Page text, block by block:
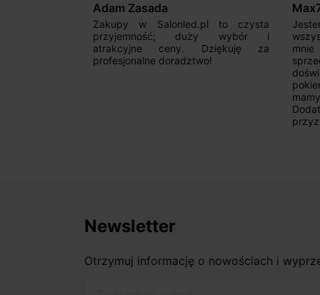
Adam Zasada
Zakupy w Salonled.pl to czysta
przyjemność; duży wybór i
atrakcyjne ceny. Dziękuję za
profesjonalne doradztwo!
Newsletter
Otrzymuj informację o nowościach i